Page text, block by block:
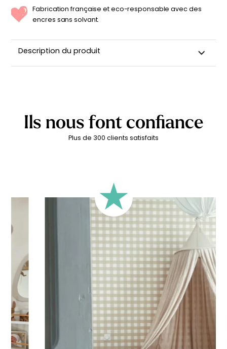
Fabrication française et eco-responsable avec des
encres sans solvant.
Description du produit
d'adhésif
Finition lin mat
France??
Spécifications Techniques :
Votre sticker pour enfant est imprimé sur un vinyle adhésif
de haute qualité pour vous permettre unepose simple et
. Pratique et multi-usage, le sticker peut
être apposé sur un mur, une vitrine, un miroir, un meuble ou
tout autre surface plane et lisse.
Expédition ?
Votre sticker est imprimé dans nos ateliers en France,
emballé avec soin puis expédié sous 5 à 8 jours ouvrés.
Quand votre sticker est expédié, vous recevez une
confirmation de livraison par e-mail.
Conseils de pose
Les stickers se posent sur des surfaces lisses, planes,
propres. Évitez les surfaces poreuses ou granuleuses ainsi
que les murs fraîchement peints ou laqués (ou attendez
minimum 3 à 4 semaines avant l’application).
Ils nous font confiance
Plus de 300 clients satisfaits